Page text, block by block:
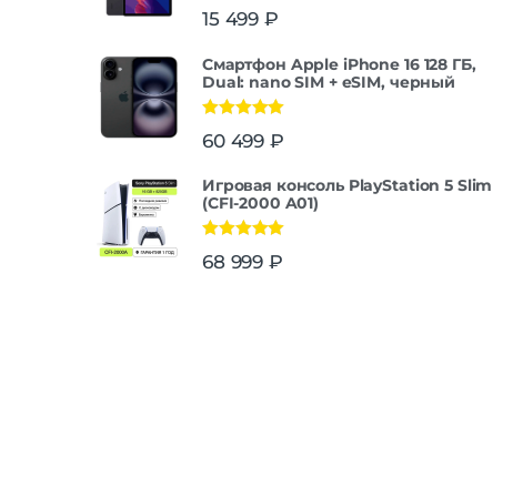
15 499 ₽
Смартфон Apple iPhone 16 128 ГБ,
Dual: nano SIM + eSIM, черный
из 5
60 499 ₽
Игровая консоль PlayStation 5 Slim
(CFI-2000 A01)
из 5
68 999 ₽